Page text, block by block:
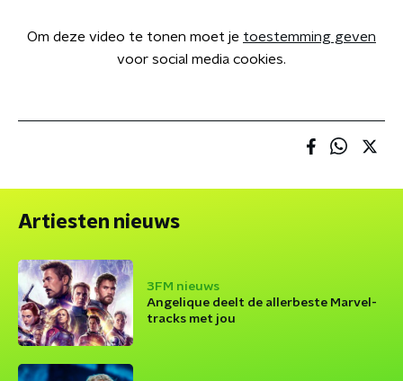
Om deze video te tonen moet je toestemming geven
voor social media cookies.
Artiesten nieuws
3FM nieuws
Angelique deelt de allerbeste Marvel-
tracks met jou